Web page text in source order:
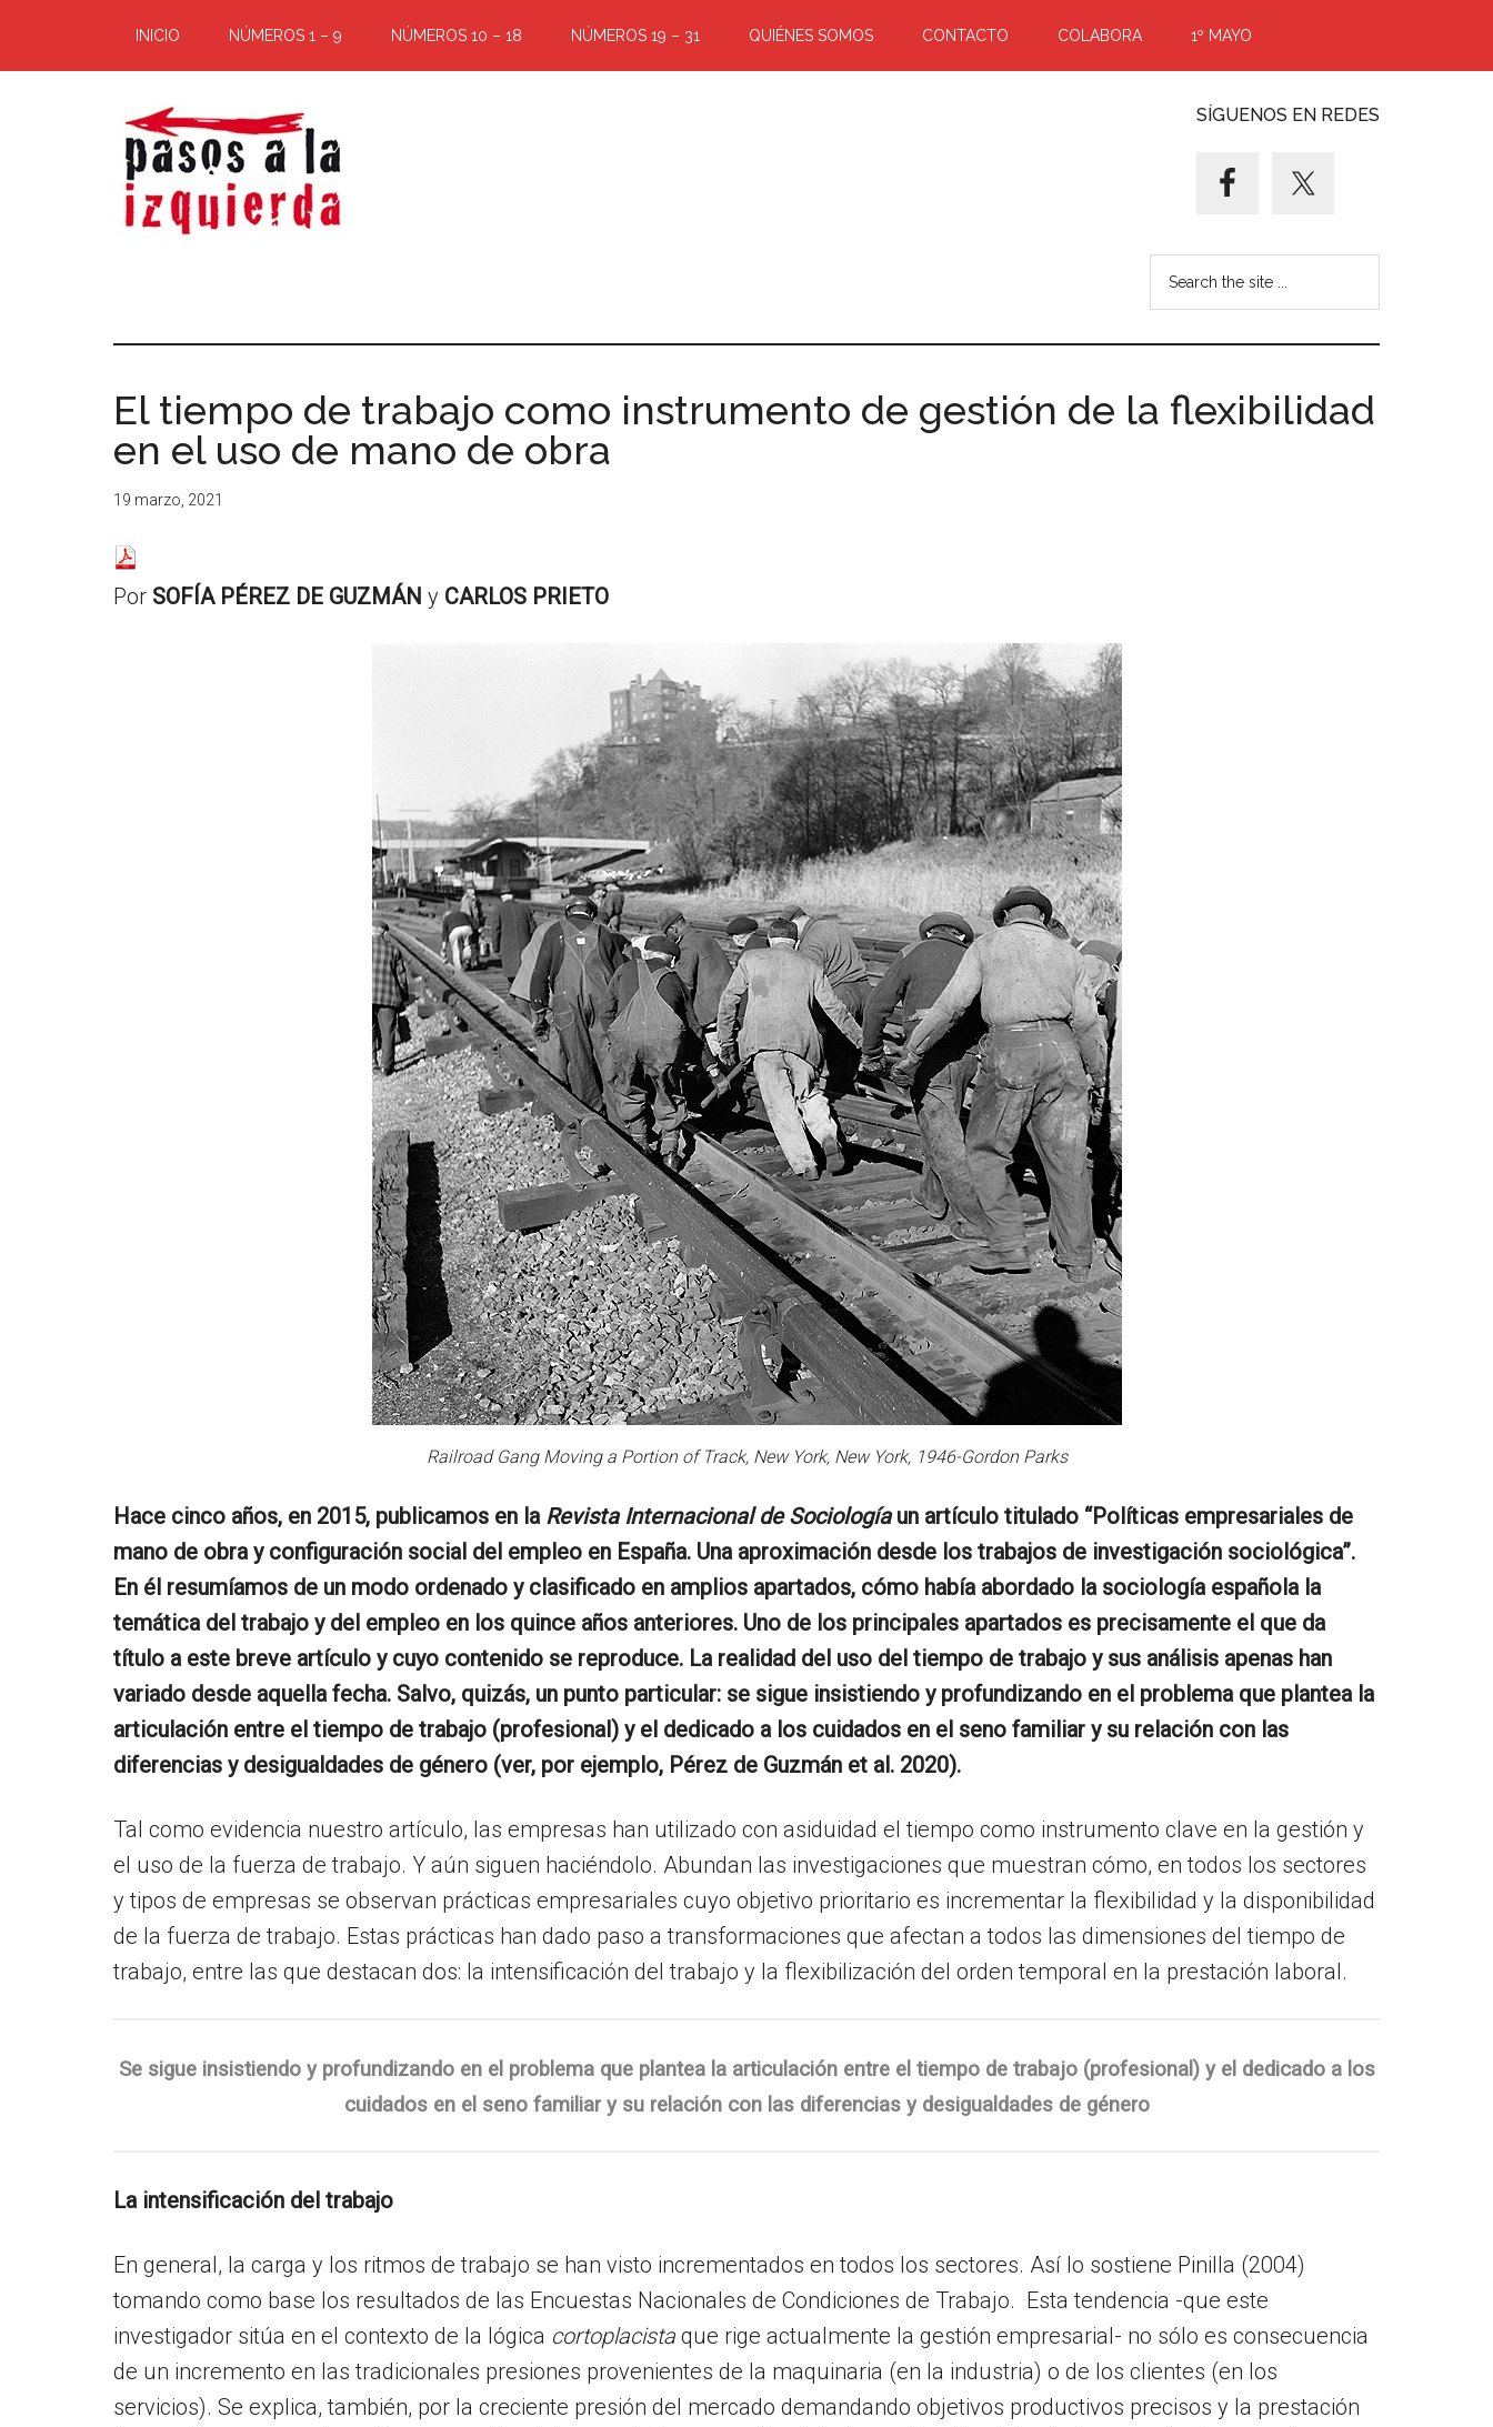
contenido
pie
INICIO NÚMEROS 1 – 9 NÚMEROS 10 – 18 NÚMEROS 19 – 31 QUIÉNES SOMOS CONTACTO COLABORA 1º MAYO
a
la
izquierda
territorio
puntos
es
forzoso
redefinir.
Cruces
SÍGUENOS EN REDES
El tiempo de trabajo como instrumento de gestión de la flexibilidad
en el uso de mano de obra
19 marzo, 2021
Por SOFÍA PÉREZ DE GUZMÁN y CARLOS PRIETO
Railroad Gang Moving a Portion of Track, New York, New York, 1946-Gordon Parks
Hace cinco años, en 2015, publicamos en la Revista Internacional de Sociologíaun artículo titulado “Políticas empresariales de
mano de obra y configuración social del empleo en España. Una aproximación desde los trabajos de investigación sociológica”.
En él resumíamos de un modo ordenado y clasificado en amplios apartados, cómo había abordado la sociología española la
temática del trabajo y del empleo en los quince años anteriores. Uno de los principales apartados es precisamente el que da
título a este breve artículo y cuyo contenido se reproduce. La realidad del uso del tiempo de trabajo y sus análisis apenas han
variado desde aquella fecha. Salvo, quizás, un punto particular: se sigue insistiendo y profundizando en el problema que plantea la
articulación entre el tiempo de trabajo (profesional) y el dedicado a los cuidados en el seno familiar y su relación con las
diferencias y desigualdades de género (ver, por ejemplo, Pérez de Guzmán et al. 2020).
Tal como evidencia nuestro artículo, las empresas han utilizado con asiduidad el tiempo como instrumento clave en la gestión y
el uso de la fuerza de trabajo. Y aún siguen haciéndolo. Abundan las investigaciones que muestran cómo, en todos los sectores
y tipos de empresas se observan prácticas empresariales cuyo objetivo prioritario es incrementar la flexibilidad y la disponibilidad
de la fuerza de trabajo. Estas prácticas han dado paso a transformaciones que afectan a todos las dimensiones del tiempo de
trabajo, entre las que destacan dos: la intensificación del trabajo y la flexibilización del orden temporal en la prestación laboral.
Se sigue insistiendo y profundizando en el problema que plantea la articulación entre el tiempo de trabajo (profesional) y el dedicado a los
cuidados en el seno familiar y su relación con las diferencias y desigualdades de género
La intensificación del trabajo
En general, la carga y los ritmos de trabajo se han visto incrementados en todos los sectores. Así lo sostiene Pinilla (2004)
tomando como base los resultados de las Encuestas Nacionales de Condiciones de Trabajo. Esta tendencia -que este
investigador sitúa en el contexto de la lógica cortoplacista que rige actualmente la gestión empresarial- no sólo es consecuencia
de un incremento en las tradicionales presiones provenientes de la maquinaria (en la industria) o de los clientes (en los
servicios). Se explica, también, por la creciente presión del mercado demandando objetivos productivos precisos y la prestación